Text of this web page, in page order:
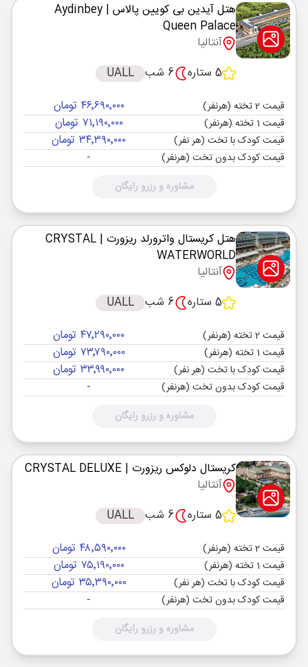
هتل آیدین بی کویین پالاس | Aydinbey
Queen Palace
آنتالیا
5 ستاره
6 شب UALL
قیمت 2 تخته (هرنفر) ۴۶٬۶۹۰٬۰۰۰ تومان
قیمت 1 تخته (هرنفر) ۷۱٬۱۹۰٬۰۰۰ تومان
قیمت کودک با تخت (هر نفر) ۳۴٬۳۹۰٬۰۰۰ تومان
قیمت کودک بدون تخت (هرنفر) -
مشاوره و رزرو رایگان
هتل کریستال واترورلد ریزورت
| CRYSTAL
WATERWORLD
آنتالیا
5 ستاره
6 شب UALL
قیمت 2 تخته (هرنفر) ۴۷٬۲۹۰٬۰۰۰ تومان
قیمت 1 تخته (هرنفر) ۷۳٬۷۹۰٬۰۰۰ تومان
قیمت کودک با تخت (هر نفر) ۳۳٬۹۹۰٬۰۰۰ تومان
قیمت کودک بدون تخت (هرنفر) -
مشاوره و رزرو رایگان
کریستال دلوکس ریزورت | CRYSTAL DELUXE
آنتالیا
5 ستاره
6 شب UALL
قیمت 2 تخته (هرنفر) ۴۸٬۵۹۰٬۰۰۰ تومان
قیمت 1 تخته (هرنفر) ۷۵٬۱۹۰٬۰۰۰ تومان
قیمت کودک با تخت (هر نفر) ۳۵٬۳۹۰٬۰۰۰ تومان
قیمت کودک بدون تخت (هرنفر) -
مشاوره و رزرو رایگان